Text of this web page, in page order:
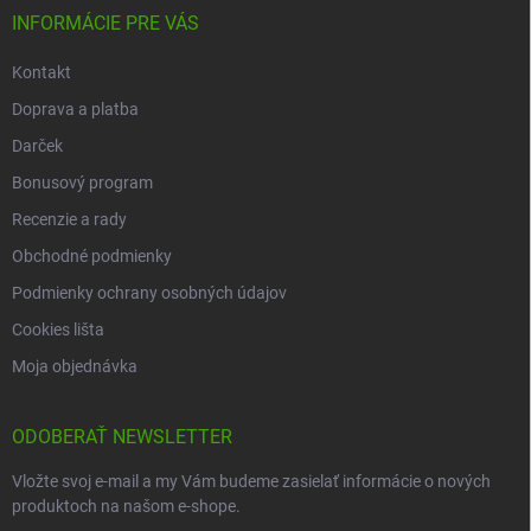
INFORMÁCIE PRE VÁS
Kontakt
Doprava a platba
Darček
Bonusový program
Recenzie a rady
Obchodné podmienky
Podmienky ochrany osobných údajov
Cookies lišta
Moja objednávka
ODOBERAŤ NEWSLETTER
Vložte svoj e-mail a my Vám budeme zasielať informácie o nových
produktoch na našom e-shope.